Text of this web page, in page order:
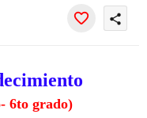
share
6to grado)